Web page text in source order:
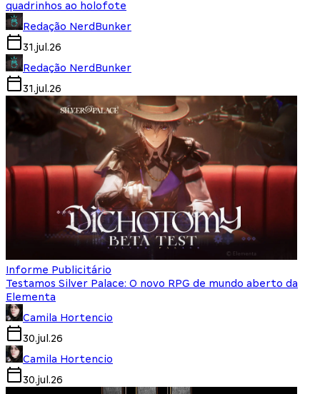
quadrinhos ao holofote
Redação NerdBunker
31.jul.26
Redação NerdBunker
31.jul.26
Informe Publicitário
Testamos Silver Palace: O novo RPG de mundo aberto da
Elementa
Camila Hortencio
30.jul.26
Camila Hortencio
30.jul.26